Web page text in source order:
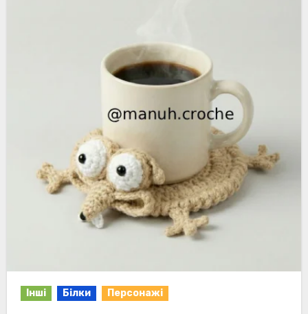
Інші Білки Персонажі